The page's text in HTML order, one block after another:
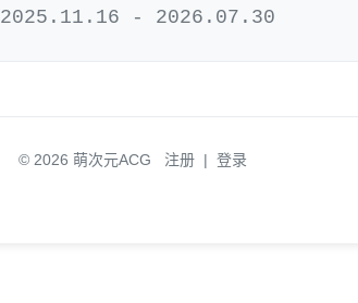
2025.11.16 - 2026.07.30
© 2026 萌次元ACG 注册 | 登录